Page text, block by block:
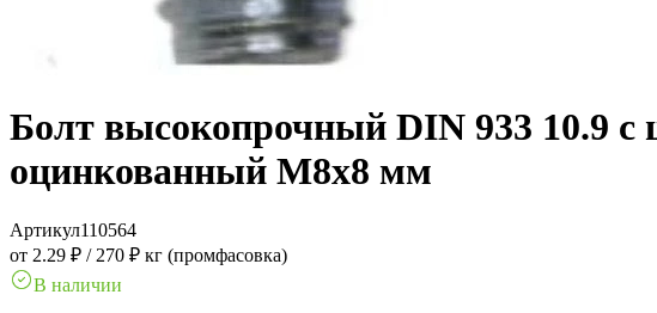
Болт высокопрочный DIN 933 10.9 с
оцинкованный M8x8 мм
Артикул110564
от 2.29 ₽ / 270 ₽ кг (промфасовка)
В наличии